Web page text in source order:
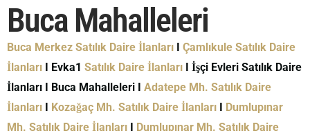
Buca Mahalleleri
Buca Merkez Satılık Daire İlanları I Çamlıkule Satılık Daire
İlanları I Evka1 Satılık Daire İlanları I İşçi Evleri Satılık Daire
İlanları I Buca Mahalleleri I Adatepe Mh. Satılık Daire
İlanları I Kozağaç Mh. Satılık Daire İlanları I Dumlupınar
Mh. Satılık Daire İlanları I Dumlupınar Mh. Satılık Daire